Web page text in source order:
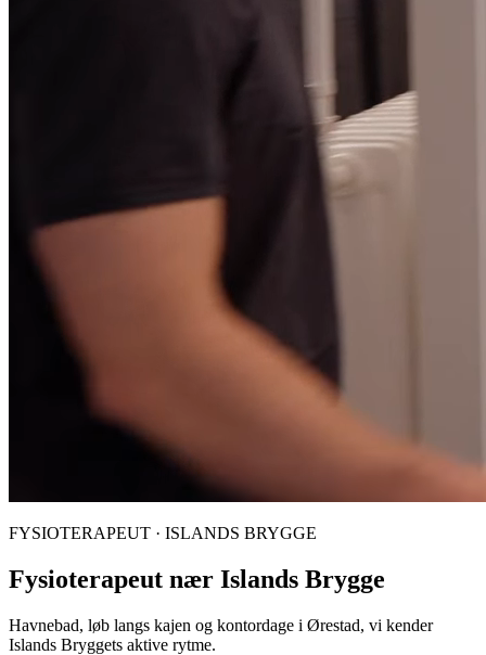
FYSIOTERAPEUT · ISLANDS BRYGGE
Fysioterapeut nær Islands Brygge
Havnebad, løb langs kajen og kontordage i Ørestad, vi kender
Islands Bryggets aktive rytme.